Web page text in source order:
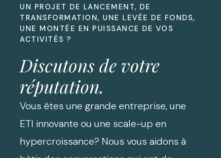
UN PROJET DE LANCEMENT, DE
TRANSFORMATION, UNE LEVÉE DE FONDS,
UNE MONTÉE EN PUISSANCE DE VOS
ACTIVITÉS ?
Discutons de votre
réputation.
Vous êtes une grande entreprise, une
ETI innovante ou une scale-up en
hypercroissance? Nous vous aidons à